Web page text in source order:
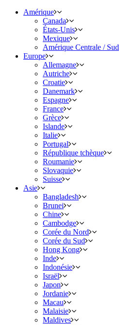
Amérique
Canada
États-Unis
Mexique
Amérique Centrale / Sud
Europe
Allemagne
Autriche
Croatie
Danemark
Espagne
France
Grèce
Islande
Italie
Portugal
République tchèque
Roumanie
Slovaquie
Suisse
Asie
Bangladesh
Brunei
Chine
Cambodge
Corée du Nord
Corée du Sud
Hong Kong
Inde
Indonésie
Israël
Japon
Jordanie
Macau
Malaisie
Maldives